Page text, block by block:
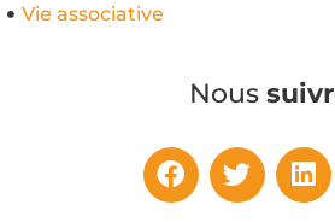
Vie associative
Nous